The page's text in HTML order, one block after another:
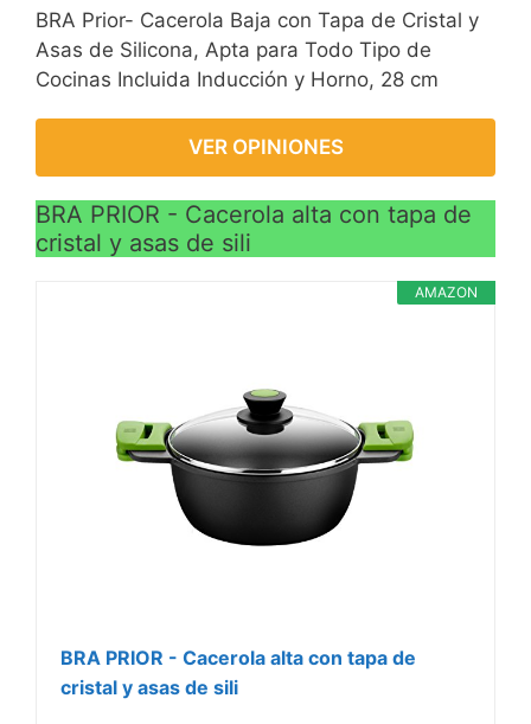
BRA Prior- Cacerola Baja con Tapa de Cristal y
Asas de Silicona, Apta para Todo Tipo de
Cocinas Incluida Inducción y Horno, 28 cm
VER OPINIONES
BRA PRIOR - Cacerola alta con tapa de
cristal y asas de sili
AMAZON
BRA PRIOR - Cacerola alta con tapa de
cristal y asas de sili